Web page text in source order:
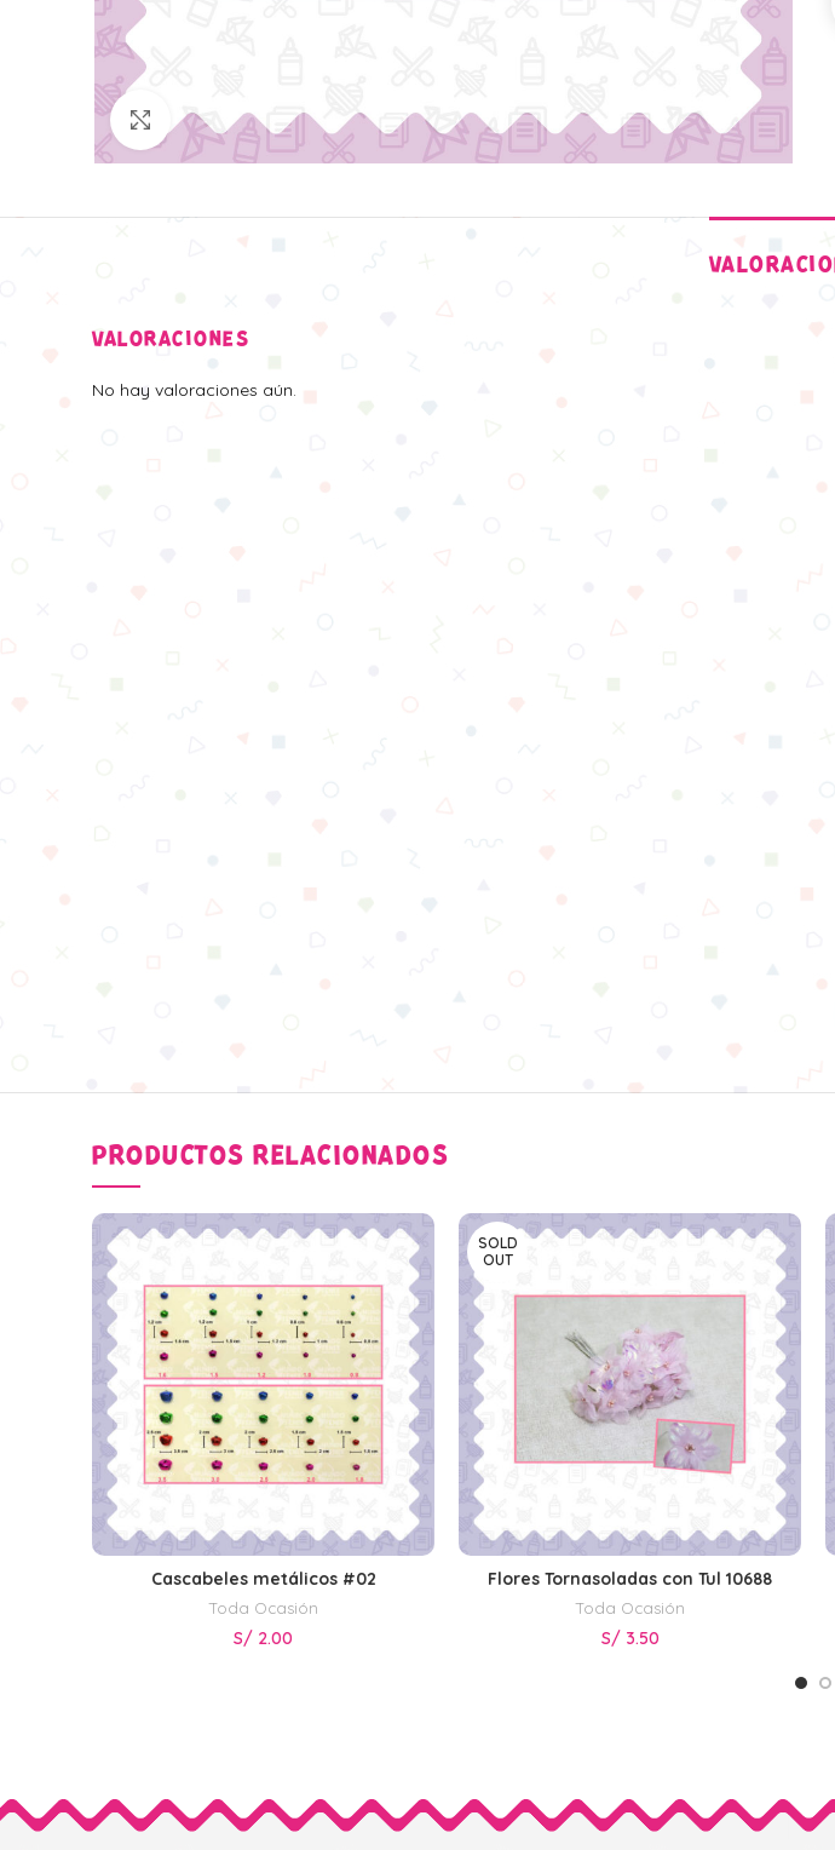
Click para agrandar
VALORACIONES
No hay valoraciones aún.
PRODUCTOS RELACIONADOS
SELECCIONAR OPCIONES
Cascabeles metálicos #02
Toda Ocasión
S/ 2.00
SOLD
OUT
LEER MÁS
Flores Tornasoladas con Tul 10688
Toda Ocasión
S/ 3.50